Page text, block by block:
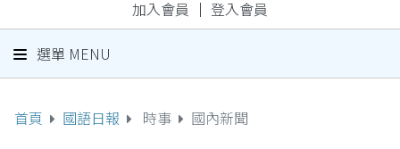
加入會員 ｜ 登入會員
選單 MENU
首頁 國語日報 時事 國內新聞